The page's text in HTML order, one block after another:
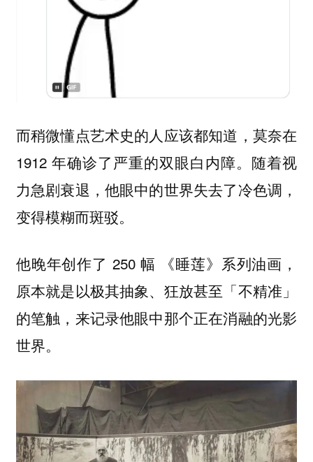
而稍微懂点艺术史的人应该都知道，莫奈在
1912 年确诊了严重的双眼白内障。随着视
力急剧衰退，他眼中的世界失去了冷色调，
变得模糊而斑驳。
他晚年创作了 250 幅 《睡莲》系列油画，
原本就是以极其抽象、狂放甚至「不精准」
的笔触，来记录他眼中那个正在消融的光影
世界。